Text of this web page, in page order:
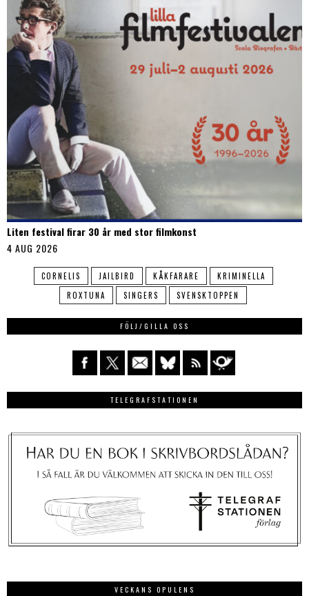
Liten festival firar 30 år med stor filmkonst
4 AUG 2026
CORNELIS JAILBIRD KÅKFARARE
KRIMINELLA
ROXTUNA
SINGERS SVENSKTOPPEN
FÖLJ/GILLA OSS
TELEGRAFSTATIONEN
VECKANS OPULENS